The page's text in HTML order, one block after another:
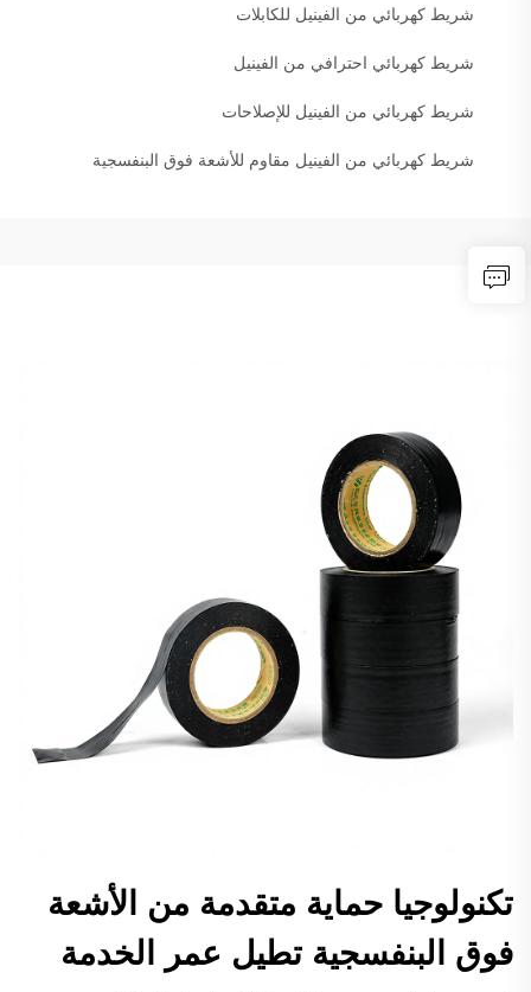
شريط كهربائي من الفينيل للكابلات
شريط كهربائي احترافي من الفينيل
شريط كهربائي من الفينيل للإصلاحات
شريط كهربائي من الفينيل مقاوم للأشعة فوق البنفسجية
تكنولوجيا حماية متقدمة من الأشعة
فوق البنفسجية تطيل عمر الخدمة